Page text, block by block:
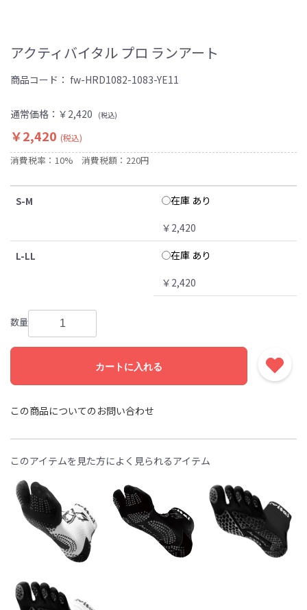
アクティバイタル プロ ランアート
商品コード： fw-HRD1082-1083-YE11
通常価格： ￥2,420 (税込)
￥2,420 (税込)
消費税率：10% 消費税額：220円
S-M
在庫 あり
￥2,420
L-LL
在庫 あり
￥2,420
数量
カートに入れる
この商品についてのお問い合わせ
このアイテムを見た方によく見られるアイテム